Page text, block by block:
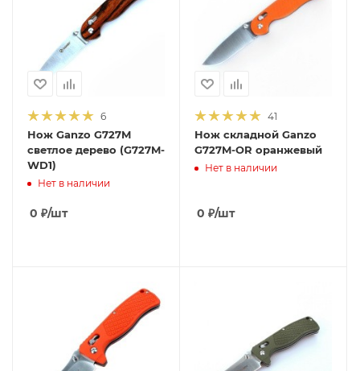
6
Нож Ganzo G727M
светлое дерево (G727M-
WD1)
Нет в наличии
0 ₽/шт
41
Нож складной Ganzo
G727M-OR оранжевый
Нет в наличии
0 ₽/шт